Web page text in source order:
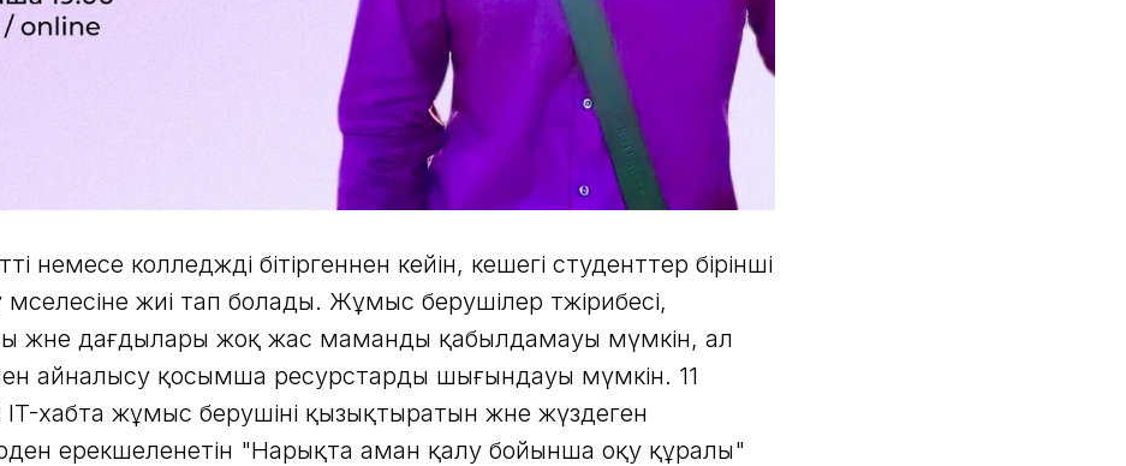
немесе колледжді бітіргеннен кейін, кешегі студенттер бірінші
жиі тап болады. Жұмыс берушілер тәжірибесі,
және дағдылары жоқ жас маманды қабылдамауы мүмкін, ал
айналысу қосымша ресурстарды шығындауы мүмкін. 11
IT-хабта жұмыс берушіні қызықтыратын және жүздеген
ерекшеленетін "Нарықта аман қалу бойынша оқу құралы"